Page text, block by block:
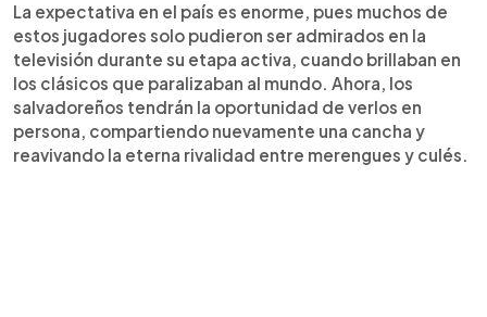
La expectativa en el país es enorme, pues muchos de
estos jugadores solo pudieron ser admirados en la
televisión durante su etapa activa, cuando brillaban en
los clásicos que paralizaban al mundo. Ahora, los
salvadoreños tendrán la oportunidad de verlos en
persona, compartiendo nuevamente una cancha y
reavivando la eterna rivalidad entre merengues y culés.